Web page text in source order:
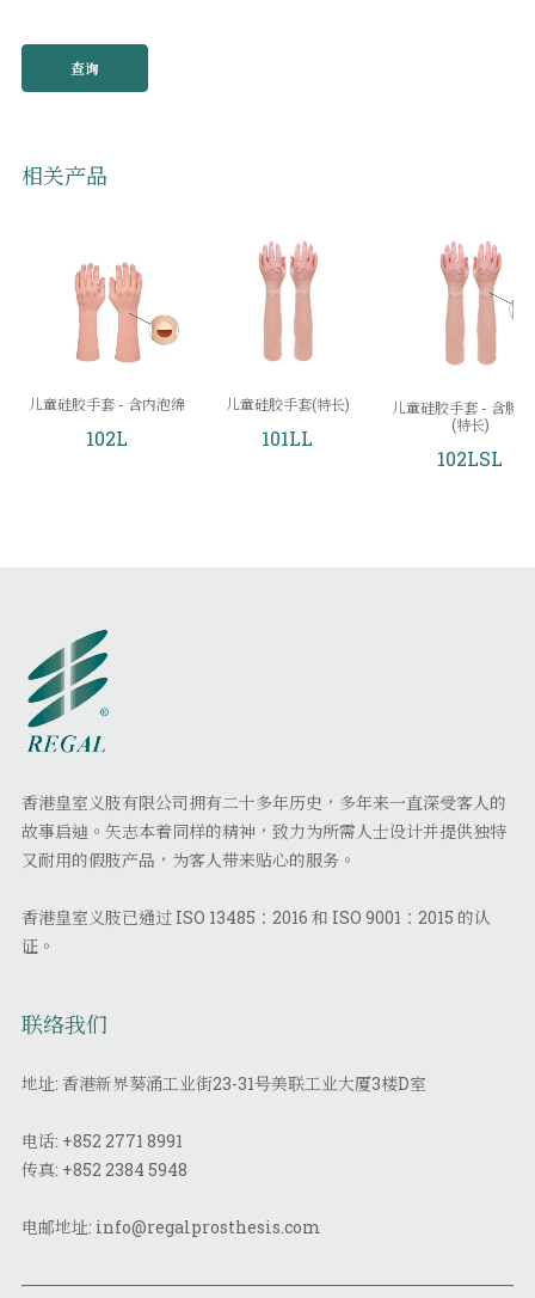
查询
相关产品
儿童硅胶手套 - 含内泡绵
102L
儿童硅胶手套(特长)
101LL
儿童硅胶手套 - 含腕
(特长)
102LSL
香港皇室义肢有限公司拥有二十多年历史，多年来一直深受客人的
故事启迪。矢志本着同样的精神，致力为所需人士设计并提供独特
又耐用的假肢产品，为客人带来贴心的服务。
香港皇室义肢已通过 ISO 13485：2016 和 ISO 9001：2015 的认
证。
联络我们
地址: 香港新界葵涌工业街23-31号美联工业大厦3楼D室
电话: +852 2771 8991
传真: +852 2384 5948
电邮地址: info@regalprosthesis.com